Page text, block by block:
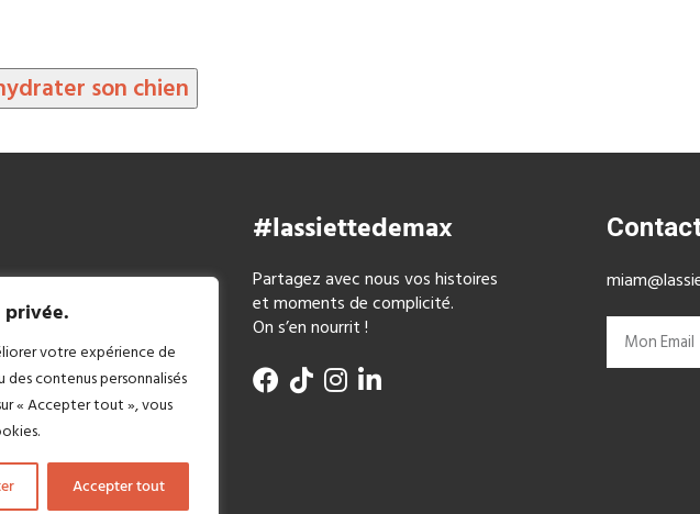
privée.
votre expérience de
contenus personnalisés
« Accepter tout », vous
Accepter tout
son chien
?
#lassiettedemax
Partagez avec nous vos histoires
et moments de complicité.
On s’en nourrit !